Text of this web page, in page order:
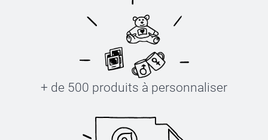
+ de 500 produits à personnaliser